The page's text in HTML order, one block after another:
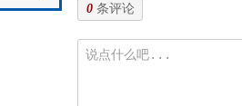
0 条评论